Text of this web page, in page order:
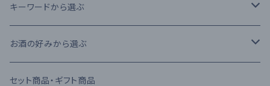
本格麦焼酎
原酒
リキュール
木下醸造所
寿福酒造場
常楽酒造
フレーバータイプ
ライトタイプ
リッチタイプ
キーワードから選ぶ
減圧蒸留法
常圧蒸留法
お酒の好みから選ぶ
日本酒
セット商品・ギフト商品